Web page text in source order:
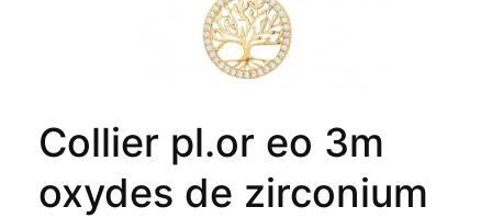
Collier pl.or eo 3m
oxydes de zirconium